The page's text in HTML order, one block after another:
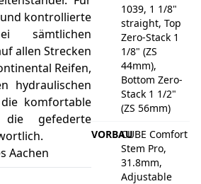
kontrollierte
sämtlichen
allen Strecken
Reifen,
hydraulischen
komfortable
gefederte
Aachen
1039, 1 1/8"
straight, Top
Zero-Stack 1
1/8" (ZS
44mm),
Bottom Zero-
Stack 1 1/2"
(ZS 56mm)
VORBAUCUBE Comfort
Stem Pro,
31.8mm,
Adjustable